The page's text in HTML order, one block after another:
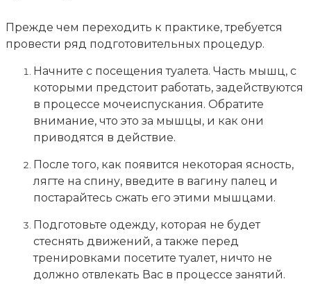
Прежде чем переходить к практике, требуется
провести ряд подготовительных процедур.
Начните с посещения туалета. Часть мышц, с
которыми предстоит работать, задействуются
в процессе мочеиспускания. Обратите
внимание, что это за мышцы, и как они
приводятся в действие.
После того, как появится некоторая ясность,
лягте на спину, введите в вагину палец и
постарайтесь сжать его этими мышцами.
Подготовьте одежду, которая не будет
стеснять движений, а также перед
тренировками посетите туалет, ничто не
должно отвлекать Вас в процессе занятий.